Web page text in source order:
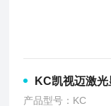
KC凯视迈激
产品型号：KC